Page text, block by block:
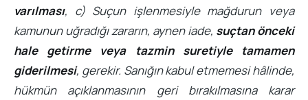
varılması, c) Suçun işlenmesiyle mağdurun veya
kamunun uğradığı zararın, aynen iade, suçtan önceki
hale getirme veya tazmin suretiyle tamamen
giderilmesi, gerekir. Sanığın kabul etmemesi hâlinde,
hükmün açıklanmasının geri bırakılmasına karar